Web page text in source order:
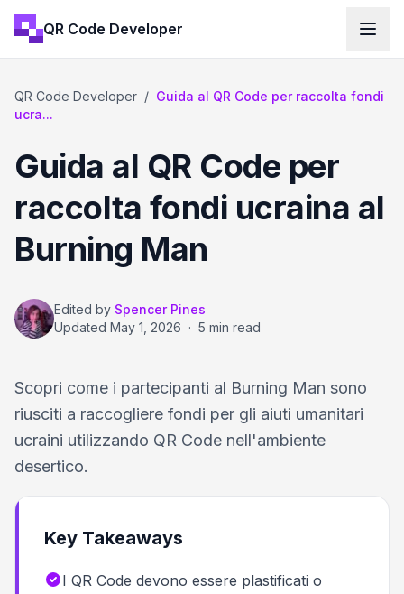
QR Code Developer
QR Code Developer / Guida al QR Code per raccolta fondi
ucra...
Guida al QR Code per
raccolta fondi ucraina al
Burning Man
Edited by Spencer Pines
Updated May 1, 2026 · 5 min read
Scopri come i partecipanti al Burning Man sono
riusciti a raccogliere fondi per gli aiuti umanitari
ucraini utilizzando QR Code nell'ambiente
desertico.
Key Takeaways
I QR Code devono essere plastificati o